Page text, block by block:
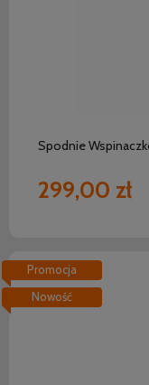
Spodnie
299,00 zł
Promocja
Nowość